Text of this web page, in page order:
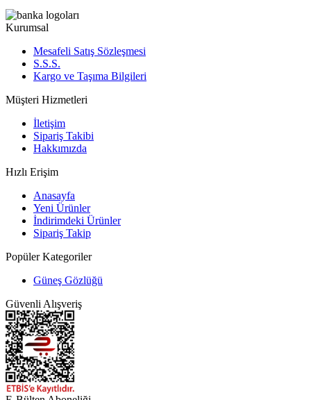
Kurumsal
Mesafeli Satış Sözleşmesi
S.S.S.
Kargo ve Taşıma Bilgileri
Müşteri Hizmetleri
İletişim
Sipariş Takibi
Hakkımızda
Hızlı Erişim
Anasayfa
Yeni Ürünler
İndirimdeki Ürünler
Sipariş Takip
Popüler Kategoriler
Güneş Gözlüğü
Güvenli Alışveriş